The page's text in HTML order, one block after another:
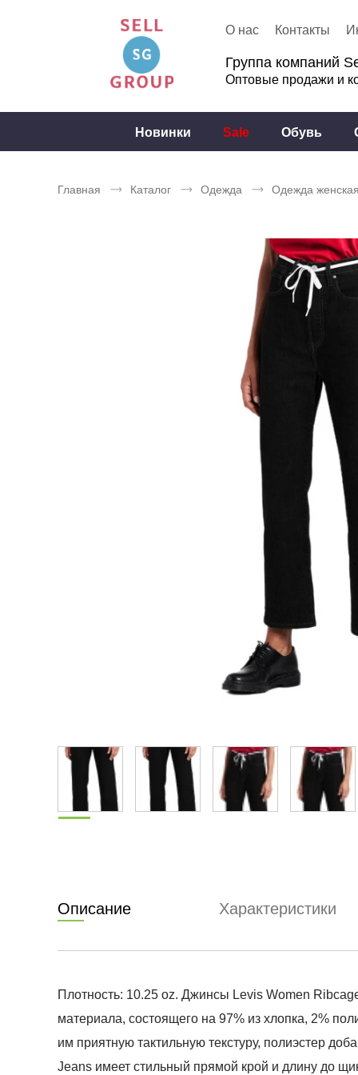
О нас Контакты
Группа компаний
Оптовые продажи и
Новинки Sale Обувь
Главная Каталог Одежда Одежда женская
Описание Характеристики
Плотность: 10.25 oz. Джинсы Levis Women
материала, состоящего на 97% из хлопка, 2%
им приятную тактильную текстуру, полиэстер
Jeans имеет стильный прямой крой и длину до